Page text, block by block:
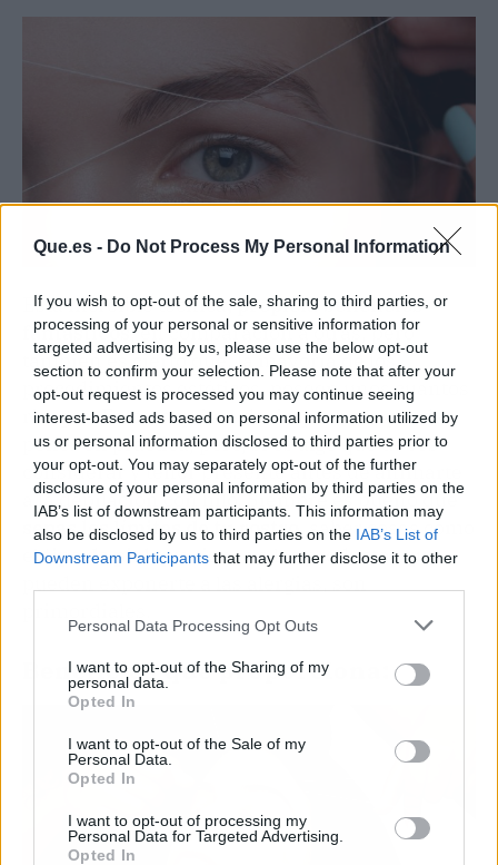
Que.es - Do Not Process My Personal Information
If you wish to opt-out of the sale, sharing to third parties, or
processing of your personal or sensitive information for
targeted advertising by us, please use the below opt-out
section to confirm your selection. Please note that after your
opt-out request is processed you may continue seeing
interest-based ads based on personal information utilized by
us or personal information disclosed to third parties prior to
your opt-out. You may separately opt-out of the further
disclosure of your personal information by third parties on the
IAB’s list of downstream participants. This information may
also be disclosed by us to third parties on the IAB’s List of
Downstream Participants that may further disclose it to other
Personal Data Processing Opt Outs
I want to opt-out of the Sharing of my
personal data.
Opted In
I want to opt-out of the Sale of my
Personal Data.
Opted In
I want to opt-out of processing my
Personal Data for Targeted Advertising.
Opted In
Esta increíble técnica, propicia beneficios
fantásticos , en comparación a otras, pero
también es cierto que, la mayoría de los
procedimientos estéticos, poseen unos cuantos
riesgos. Esto no quiere decir que no lo puedas
poner en práctica, pero, si es algo que debes
considerar y tener presente antes de animarte
a la depilación con hilo. Siempre es bueno que
sepas los límites de tu rostro, saber cosas como
eltipo de pielque tienes o los productos que
Beneficios que proporciona: